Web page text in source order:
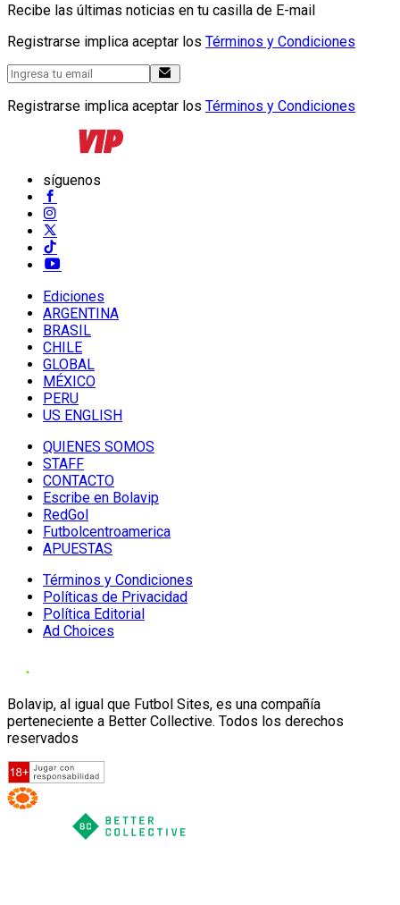
Recibe las últimas noticias en tu casilla de E-mail
Registrarse implica aceptar los Términos y Condiciones
Registrarse implica aceptar los Términos y Condiciones
síguenos
Ediciones
ARGENTINA
BRASIL
CHILE
GLOBAL
MÉXICO
PERU
US ENGLISH
QUIENES SOMOS
STAFF
CONTACTO
Escribe en Bolavip
RedGol
Futbolcentroamerica
APUESTAS
Términos y Condiciones
Políticas de Privacidad
Política Editorial
Ad Choices
Bolavip, al igual que Futbol Sites, es una compañía
perteneciente a Better Collective. Todos los derechos
reservados